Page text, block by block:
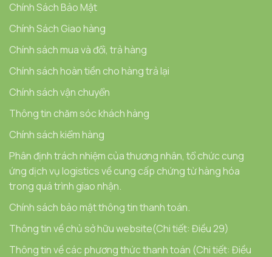
Chính Sách Bảo Mật
Chính Sách Giao hàng
Chính sách mua và đổi, trả hàng
Chính sách hoàn tiền cho hàng trả lại
Chính sách vận chuyển
Thông tin chăm sóc khách hàng
Chính sách kiểm hàng
Phân định trách nhiệm của thương nhân, tổ chức cung
ứng dịch vụ logistics về cung cấp chứng từ hàng hóa
trong quá trình giao nhận.
Chính sách bảo mật thông tin thanh toán.
Thông tin về chủ sở hữu website(Chi tiết: Điều 29)
Thông tin về các phương thức thanh toán (Chi tiết: Điều